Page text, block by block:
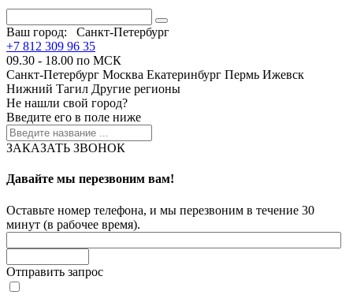
Ваш город:
Санкт-Петербург
+7 812 309 96 35
09.30 - 18.00 по МСК
Санкт-Петербург Москва Екатеринбург Пермь Ижевск
Нижний Тагил Другие регионы
Не нашли свой город?
Введите его в поле ниже
ЗАКАЗАТЬ ЗВОНОК
Давайте мы перезвоним вам!
Оставьте номер телефона, и мы перезвоним в течение 30
минут (в рабочее время).
Отправить запрос